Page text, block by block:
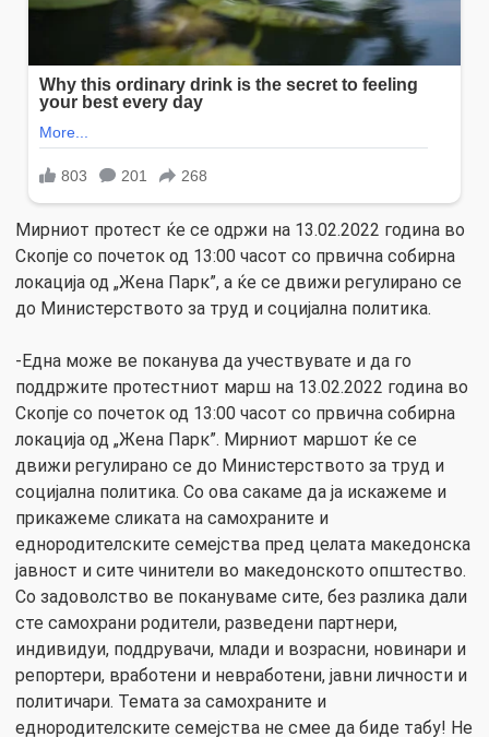
Мирниот протест ќе се одржи на 13.02.2022 година во
Скопје со почеток од 13:00 часот со првична собирна
локација од „Жена Парк”, а ќе се движи регулирано се
до Министерството за труд и социјална политика.
-Една може ве поканува да учествувате и да го
поддржите протестниот марш на 13.02.2022 година во
Скопје со почеток од 13:00 часот со првична собирна
локација од „Жена Парк”. Мирниот маршот ќе се
движи регулирано се до Министерството за труд и
социјална политика. Со ова сакаме да ја искажеме и
прикажеме сликата на самохраните и
еднородителските семејства пред целата македонска
јавност и сите чинители во македонското општество.
Со задоволство ве покануваме сите, без разлика дали
сте самохрани родители, разведени партнери,
индивидуи, поддрувачи, млади и возрасни, новинари и
репортери, вработени и невработени, јавни личности и
политичари. Темата за самохраните и
еднородителските семејства не смее да биде табу! Не